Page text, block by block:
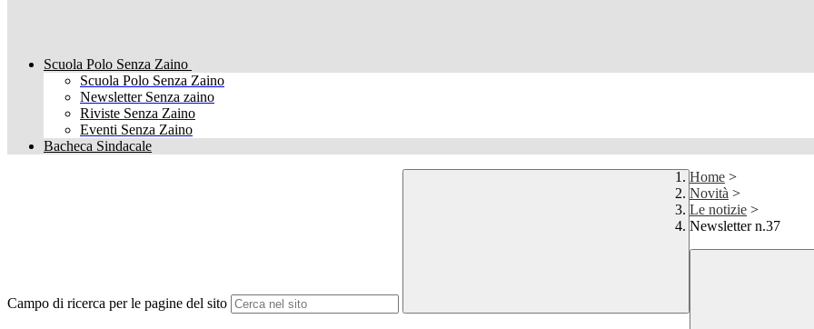
Scuola Polo Senza Zaino
Scuola Polo Senza Zaino
Newsletter Senza zaino
Riviste Senza Zaino
Eventi Senza Zaino
Bacheca Sindacale
Campo di ricerca per le pagine del sito
Home >
Novità >
Le notizie >
Newsletter n.37